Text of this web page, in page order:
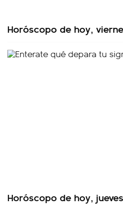
Horóscopo de hoy,
Horóscopo de hoy,